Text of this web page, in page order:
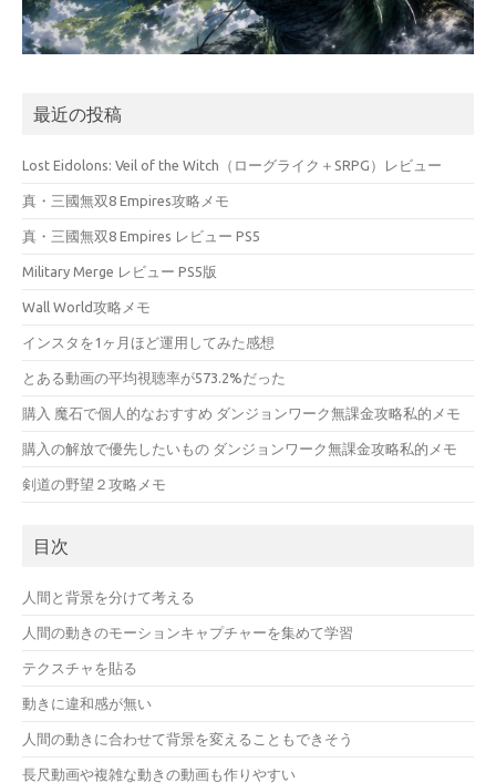
最近の投稿
Lost Eidolons: Veil of the Witch（ローグライク＋SRPG）レビュー
真・三國無双8 Empires攻略メモ
真・三國無双8 Empires レビュー PS5
Military Merge レビュー PS5版
Wall World攻略メモ
インスタを1ヶ月ほど運用してみた感想
とある動画の平均視聴率が573.2%だった
購入 魔石で個人的なおすすめ ダンジョンワーク無課金攻略私的メモ
購入の解放で優先したいもの ダンジョンワーク無課金攻略私的メモ
剣道の野望２攻略メモ
目次
人間と背景を分けて考える
人間の動きのモーションキャプチャーを集めて学習
テクスチャを貼る
動きに違和感が無い
人間の動きに合わせて背景を変えることもできそう
長尺動画や複雑な動きの動画も作りやすい